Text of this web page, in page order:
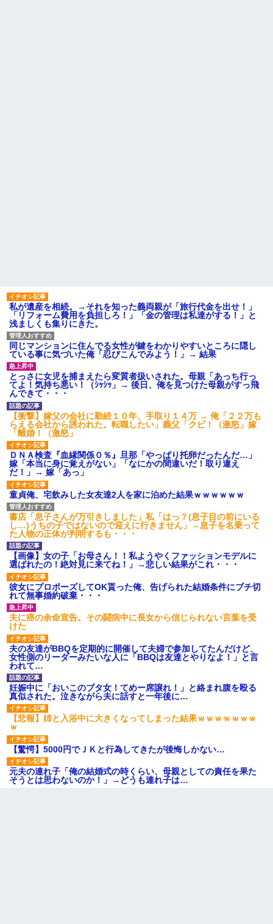
みようとしただけ☆』義兄「泥
は出てけ！二度と来るな！」結
果・・・
私「初めて飲む味だけどなん
のお茶？」彼「ちっ！」私「」
【GIF】JSのカンチョーワロ
タ
後続車にクラクションを鳴ら
され彼氏が逆切れ。「何クラク
ション鳴らしてんだ！降りてこ
いよ！」と怒鳴りだし...
【衝撃】報酬100万円超の治験
募集がこちらｗｗｗｗｗ(※画像
あり)
【ネット騒然】惨殺されたタ
ワマン頂き女子のこの動画、す
げえええええｗｗｗｗｗｗｗｗ
ｗｗｗ
【愕然】白のクラウン俺氏、
高速道路左車線を制限速度で走
った結果wwwwwwwwwwww
百年の恋12-899 食べた量を
張り合ってくる
【悲報】佐藤輝明・・・２軍
でも盛大にやらかす←あまり悲
しませないでくれ
私が遺産を相続。→それを知った義両親が「旅行代金を出せ！」
「リフォーム費用を負担しろ！」「金の管理は私達がする！」と
浅ましくも集りにきた。
同じマンションに住んでる女性が鍵をわかりやすいところに隠し
ている事に気づいた俺「忍びこんでみよう！」→ 結果
とっさに女児を捕まえたら変質者扱いされた。母親「あっち行っ
てよ！気持ち悪い！（ｼｯｼｯ」→ 後日、俺を見つけた母親がすっ飛
んできて・・・
【衝撃】嫁父の会社に勤続１０年、手取り１４万 → 俺「２２万も
らえる会社から誘われた。転職したい」義父「クビ！（激怒」嫁
「離婚！（激怒」
ＤＮＡ検査『血縁関係０％』旦那「やっぱり托卵だったんだ…」
嫁「本当に身に覚えがない」「なにかの間違いだ！取り違え
だ！」→ 嫁「あっ」
童貞俺、宅飲みした女友達2人を家に泊めた結果ｗｗｗｗｗｗ
書店「息子さんが万引きしました」私「はっ？(息子目の前にいる
し…)うちの子ではないので迎えに行きません」→息子を名乗って
た人物の正体が判明するも・・・
【画像】女の子「お母さん！！私ようやくファッションモデルに
選ばれたの！絶対見に来てね！」→悲しい結果がこれ・・・
彼女にプロポーズしてOK貰った俺、告げられた結婚条件にブチ切
れて無事婚約破棄・・・
夫に癌の余命宣告。その闘病中に長女から信じられない言葉を受
けた
夫の友達がBBQを定期的に開催して夫婦で参加してたんだけど、
女性側のリーダーみたいな人に「BBQは友達とやりなよ！」と言
われて…
妊娠中に「おいこのブタ女！てめー席譲れ！」と絡まれ腹を殴る
真似された。泣きながら夫に話すと一年後に…
【悲報】姉と入浴中に大きくなってしまった結果ｗｗｗｗｗｗｗ
ｗ
【驚愕】5000円でＪＫと行為してきたが後悔しかない…
元夫の連れ子「俺の結婚式の時くらい、母親としての責任を果た
そうとは思わないのか！」→どうも連れ子は…